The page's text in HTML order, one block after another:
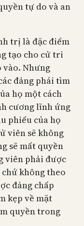
tự do và an
trị là đặc điểm
tạo cho cử tri
vào. Nhưng
đảng phái tìm
họ một cách
cương lĩnh ứng
phiếu của họ
viên sẽ không
sẽ mất quyền
viên phải được
không theo
đảng chấp
kẹp về mặt
quyền trong